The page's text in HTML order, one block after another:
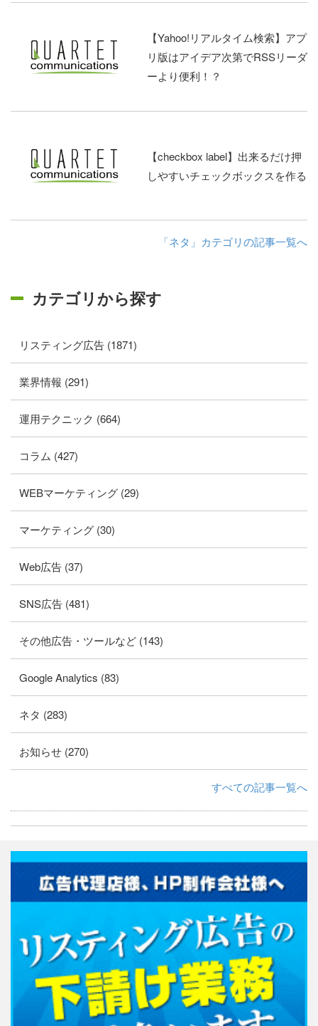
【Yahoo!リアルタイム検索】アプ
リ版はアイデア次第でRSSリーダ
ーより便利！？
【checkbox label】出来るだけ押
しやすいチェックボックスを作る
「ネタ」カテゴリの記事一覧へ
カテゴリから探す
リスティング広告 (1871)
業界情報 (291)
運用テクニック (664)
コラム (427)
WEBマーケティング (29)
マーケティング (30)
Web広告 (37)
SNS広告 (481)
その他広告・ツールなど (143)
Google Analytics (83)
ネタ (283)
お知らせ (270)
すべての記事一覧へ